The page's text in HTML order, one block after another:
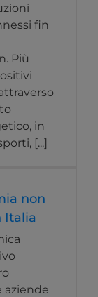
fin
Più
in
[...]
non
Italia
aziende